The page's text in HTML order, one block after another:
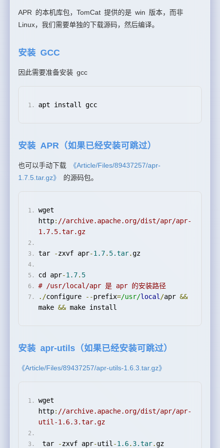
APR 的本机库包，TomCat 提供的是 win 版本，而非
Linux，我们需要单独的下载源码，然后编译。
安装 GCC
因此需要准备安装 gcc
apt install gcc
安装 APR（如果已经安装可跳过）
也可以手动下载
《Article/Files/89437257/apr-
1.7.5.tar.gz》
的源码包。
wget
http: //archive.apache.org/dist/apr/apr-
1.7.5.tar.gz
tar -zxvf apr-1.7. 5.tar.gz
cd apr-1.7. 5
# /usr/local/apr 是 apr 的安装路径
./configure --prefix=/usr/local /apr &&
make && make install
安装 apr-utils（如果已经安装可跳过）
《Article/Files/89437257/apr-utils-1.6.3.tar.gz》
wget
http: //archive.apache.org/dist/apr/apr-
util-1.6.3.tar.gz
tar -zxvf apr-util -1.6. 3.tar.gz